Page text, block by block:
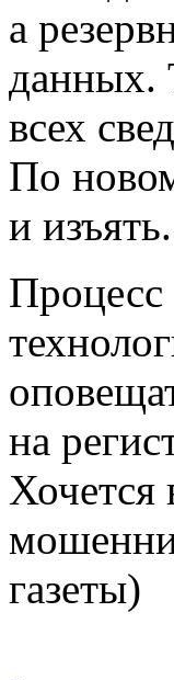
а
данных.
всех
По
и изъять.
Процесс
на
Хочется
газеты)